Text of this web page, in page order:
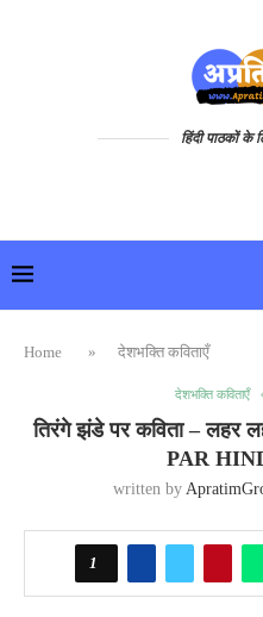
हिंदी पाठकों के
Home » देशभक्ति कविताएँ
देशभक्ति कविताएँ
तिरंगे झंडे पर कविता – लहर
PAR
written by
1